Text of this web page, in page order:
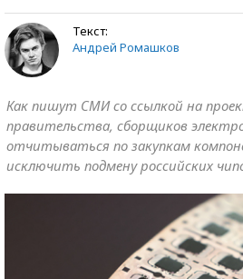
Текст:
Андрей Ромашков
Как пишут СМИ со ссылкой на
правительства, сборщиков
отчитываться по закупкам
исключить подмену российских